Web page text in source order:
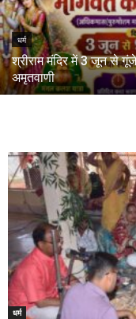
धर्म
श्रीराम मंदिर में 3 जून से
अमृतवाणी
धर्म